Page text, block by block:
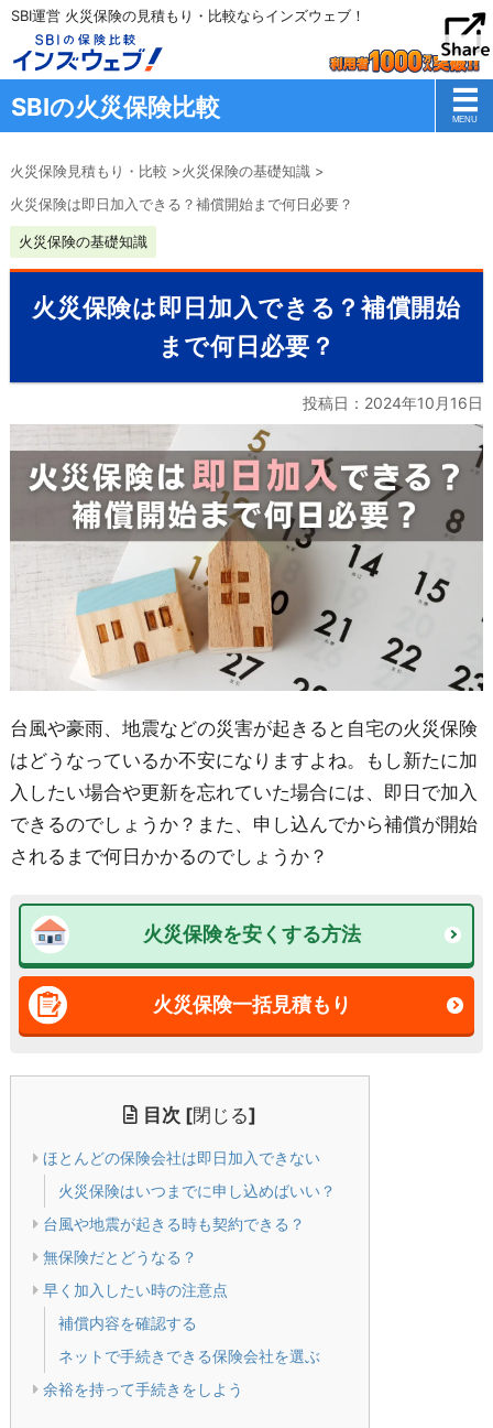
SBI運営 火災保険の見積もり・比較ならインズウェブ！
SBIの火災保険比較
火災保険見積もり・比較 >火災保険の基礎知識 >
火災保険は即日加入できる？補償開始まで何日必要？
火災保険の基礎知識
火災保険は即日加入できる？補償開始
まで何日必要？
投稿日： 2024年10月16日
台風や豪雨、地震などの災害が起きると自宅の火災保険
はどうなっているか不安になりますよね。もし新たに加
入したい場合や更新を忘れていた場合には、即日で加入
できるのでしょうか？また、申し込んでから補償が開始
されるまで何日かかるのでしょうか？
火災保険を安くする方法
火災保険一括見積もり
目次 [閉じる]
ほとんどの保険会社は即日加入できない
火災保険はいつまでに申し込めばいい？
台風や地震が起きる時も契約できる？
無保険だとどうなる？
早く加入したい時の注意点
補償内容を確認する
ネットで手続きできる保険会社を選ぶ
余裕を持って手続きをしよう